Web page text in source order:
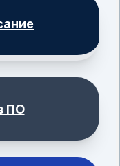
ПО